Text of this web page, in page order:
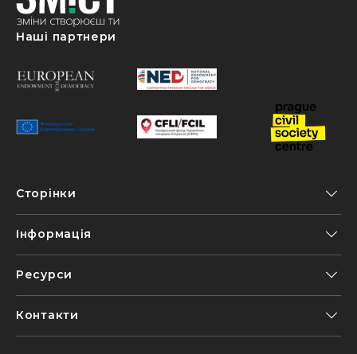
Наші партнери
Сторінки
Інформація
Ресурси
Контакти